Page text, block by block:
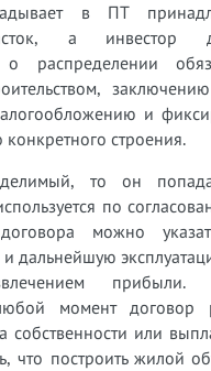
в ПТ
а инвестор
о распределении
и
строения.
то он
по
можно
и дальнейшую
прибыли.
момент договор
собственности или
что построить жилой